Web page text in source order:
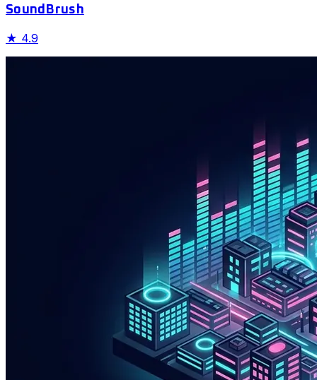
SoundBrush
★ 4.9